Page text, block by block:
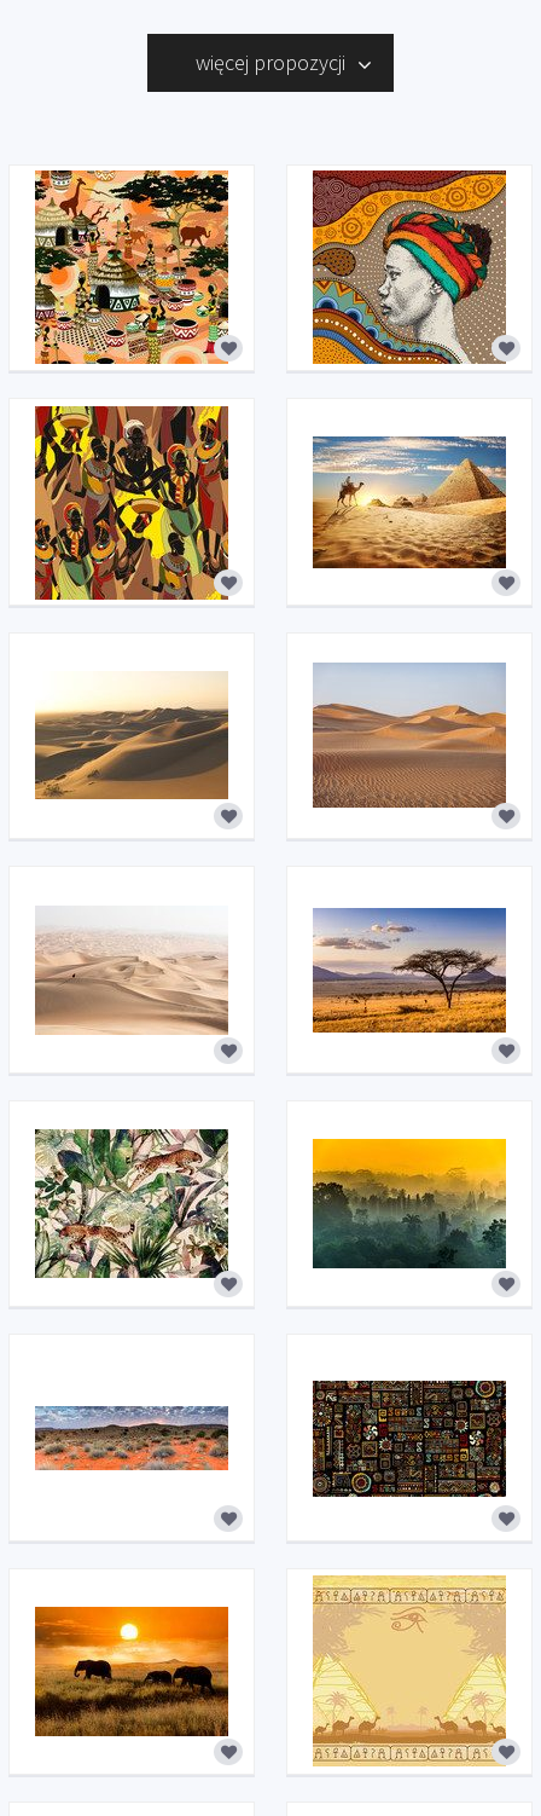
gościnnym dla człowieka terenie
próbują przetrwać. Motywy
afrykańskie są bardzo
sztuka przeżywa swój renesans.
więcej propozycji